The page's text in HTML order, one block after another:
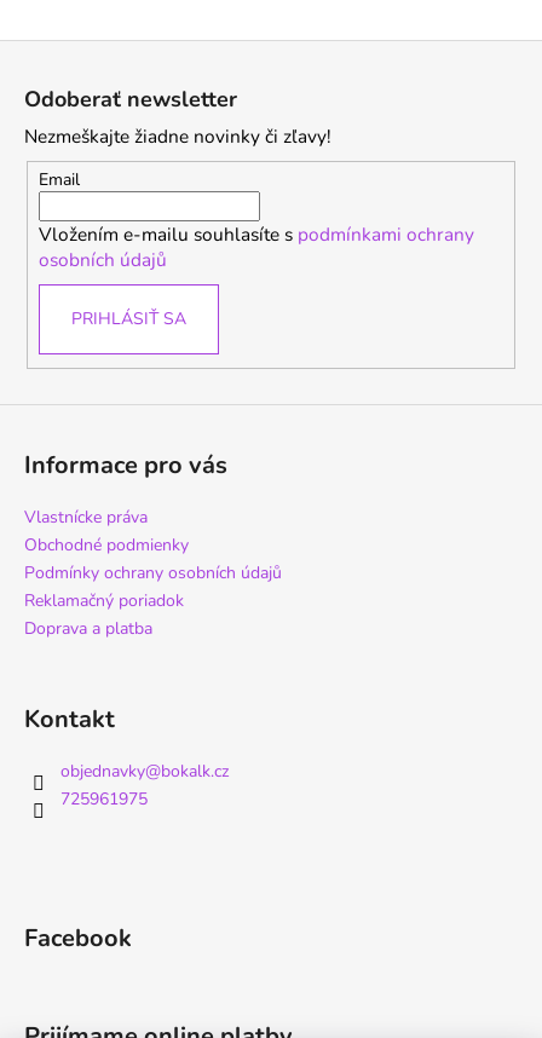
y
v
i
Odoberať newsletter
Nezmeškajte žiadne novinky či zľavy!
Email
Vložením e-mailu souhlasíte s podmínkami ochrany
osobních údajů
PRIHLÁSIŤ SA
Informace pro vás
Vlastnícke práva
Obchodné podmienky
Podmínky ochrany osobních údajů
Reklamačný poriadok
Doprava a platba
Kontakt
objednavky@bokalk.cz
725961975
Facebook